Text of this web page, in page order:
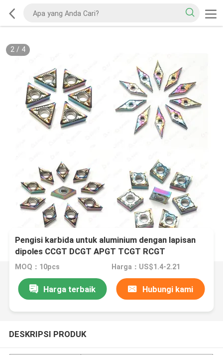
2/ 4
Pengisi karbida untuk aluminium dengan lapisan
dipoles CCGT DCGT APGT TCGT RCGT
MOQ：10pcs Harga：US$1.4-2.21
Harga terbaik Hubungi kami
DESKRIPSI PRODUK